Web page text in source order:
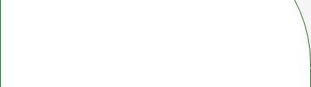
/homepages/32/d336230653/htdocs/Joomla_3/modules/